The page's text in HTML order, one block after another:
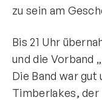
zu sein am
Bis 21 Uhr
und die Vorband
Die Band war
Timberlakes,